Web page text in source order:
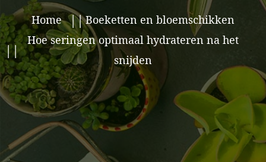
Home
Boeketten en bloemschikken
Hoe seringen optimaal hydrateren na het
snijden